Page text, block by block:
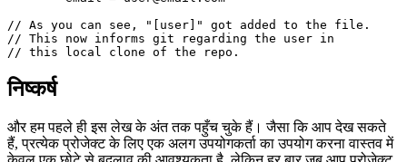
	name = user-name
	email = user@email.com
// This now informs git regarding the user in
निष्कर्ष